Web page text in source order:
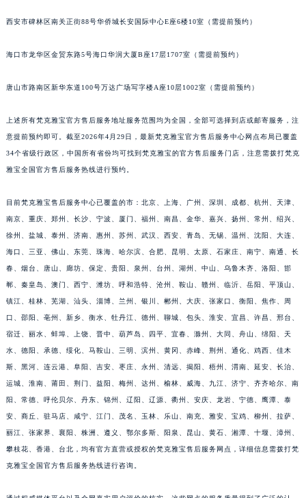
西安市碑林区南关正街88号华侨城长安国际中心E座6楼10室（需提前预约）
海口市龙华区金贸东路5号海口华润大厦B座17层1707室（需提前预约）
唐山市路南区新华东道100号万达广场写字楼A座10层1002室（需提前预约）
上述所有梵克雅宝官方售后服务地址服务范围均为全国，全部可选择到店或邮寄服务，注
意提前预约即可。截至2026年4月29日，最新梵克雅宝官方售后服务中心网点布局已覆盖
34个省级行政区，中国所有省份均可找到梵克雅宝的官方售后服务门店，注意需拨打梵克
雅宝全国官方售后服务热线进行预约。
目前梵克雅宝售后服务中心已覆盖的市：北京、上海、广州、深圳、成都、杭州、天津、
南京、重庆、郑州、长沙、宁波、厦门、福州、南昌、金华、嘉兴、扬州、常州、绍兴、
徐州、盐城、泰州、济南、惠州、苏州、武汉、西安、青岛、无锡、温州、沈阳、大连、
海口、三亚、佛山、东莞、珠海、哈尔滨、合肥、昆明、太原、石家庄、南宁、南通、长
春、烟台、唐山、廊坊、保定、贵阳、泉州、台州、湖州、中山、乌鲁木齐、洛阳、邯
郸、秦皇岛、澳门、西宁、潍坊、呼和浩特、沧州、鞍山、赣州、临沂、岳阳、平顶山、
镇江、桂林、芜湖、汕头、淄博、兰州、银川、郴州、大庆、张家口、衡阳、焦作、周
口、邵阳、亳州、新乡、衡水、牡丹江、德州、聊城、包头、淮安、宜昌、许昌、邢台、
宿迁、丽水、蚌埠、上饶、晋中、葫芦岛、四平、宜春、滁州、大同、舟山、绵阳、天
水、德阳、承德、绥化、马鞍山、三明、滨州、黄冈、赤峰、荆州、通化、鸡西、佳木
斯、黑河、连云港、阜阳、吉安、枣庄、永州、清远、揭阳、梧州、渭南、延安、长治、
运城、淮南、莆田、荆门、益阳、梅州、达州、榆林、威海、九江、济宁、齐齐哈尔、南
阳、常德、呼伦贝尔、丹东、锦州、辽阳、辽源、衢州、安庆、龙岩、宁德、鹰潭、泰
安、商丘、驻马店、咸宁、江门、茂名、玉林、乐山、南充、雅安、宝鸡、柳州、拉萨、
丽江、张家界、襄阳、株洲、遵义、鄂尔多斯、阳泉、昆山、黄石、湘潭、十堰、漳州、
攀枝花、香港、台北，均有官方直营或授权的梵克雅宝售后服务网点，详细信息需拨打梵
克雅宝全国官方售后服务热线进行咨询。